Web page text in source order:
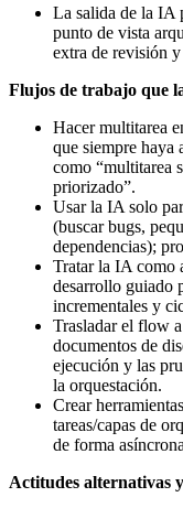
La salida de la IA
punto de vista
extra de revisión
Flujos de trabajo que
Hacer multitarea
que siempre haya
como “multitarea
priorizado”.
Usar la IA solo
(buscar bugs,
dependencias);
Tratar la IA como
desarrollo guiado
incrementales y
Trasladar el flow
documentos de
ejecución y las
la orquestación.
Crear
tareas/capas de
de forma
Actitudes alternativas